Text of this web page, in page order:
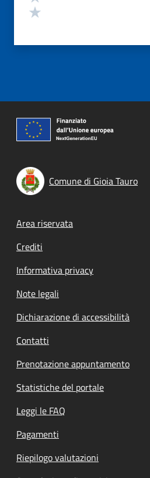
Comune di Gioia Tauro
Footer menu
Area riservata
Crediti
Informativa privacy
Note legali
Dichiarazione di accessibilità
Contatti
Prenotazione appuntamento
Statistiche del portale
Leggi le FAQ
Pagamenti
Riepilogo valutazioni